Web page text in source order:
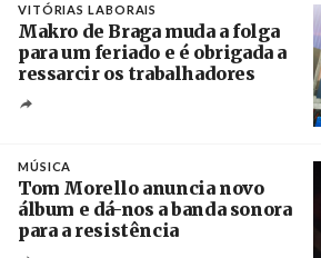
VITÓRIAS LABORAIS
Makro de Braga muda a folga
para um feriado e é obrigada a
ressarcir os trabalhadores
MÚSICA
Tom Morello anuncia novo
álbum e dá-nos a banda sonora
para a resistência